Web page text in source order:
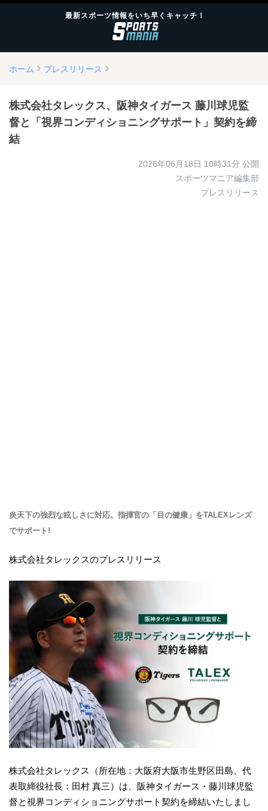
最新スポーツ情報をいち早くキャッチ！
ホーム プレスリリース
株式会社タレックス、阪神タイガース 藤川球児監
督と「視界コンディショニングサポート」契約を締
結
2026年06月18日 10時31分 公開
スポーツマニア編集部
プレスリリース
炎天下の強烈な眩しさに対応。指揮官の「目の健康」をTALEXレンズ
でサポート!
株式会社タレックスのプレスリリース
株式会社タレックス（所在地：大阪府大阪市生野区田島、代
表取締役社長：田村 真三）は、阪神タイガース・藤川球児監
督と視界コンディショニングサポート契約を締結いたしまし